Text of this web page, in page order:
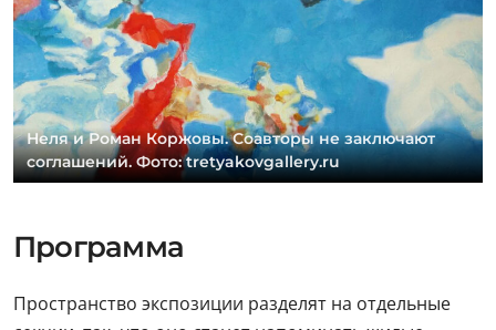
Неля и Роман Коржовы. Соавторы не заключают
соглашений. Фото: tretyakovgallery.ru
Программа
Пространство экспозиции разделят на отдельные